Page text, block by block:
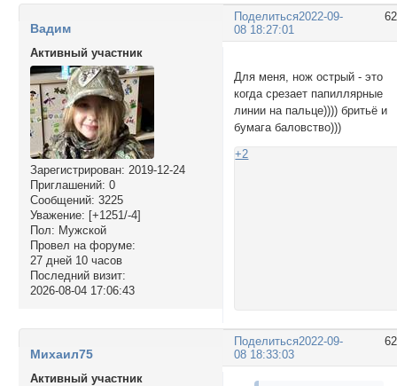
Поделиться2022-09-
08 18:27:01
Вадим
Активный участник
Зарегистрирован: 2019-12-24
Приглашений: 0
Сообщений: 3225
Уважение: [+1251/-4]
Пол: Мужской
Провел на форуме:
27 дней 10 часов
Последний визит:
2026-08-04 17:06:43
Для меня, нож острый - это
когда срезает папиллярные
линии на пальце)))) бритьё и
бумага баловство)))
+2
Поделиться2022-09-
08 18:33:03
Михаил75
Активный участник